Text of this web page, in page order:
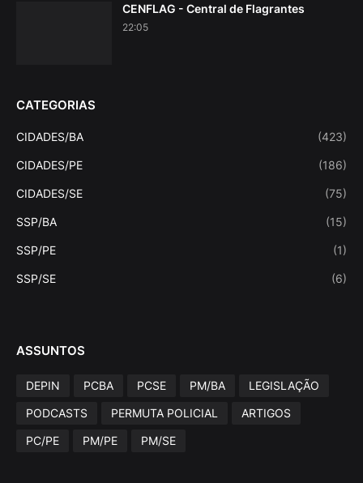
CENFLAG - Central de Flagrantes
22:05
CATEGORIAS
CIDADES/BA (423)
CIDADES/PE (186)
CIDADES/SE (75)
SSP/BA (15)
SSP/PE (1)
SSP/SE (6)
ASSUNTOS
DEPIN PCBA PCSE PM/BA
LEGISLAÇÃO
PODCASTS
PERMUTA POLICIAL
ARTIGOS
PC/PE
PM/PE PM/SE